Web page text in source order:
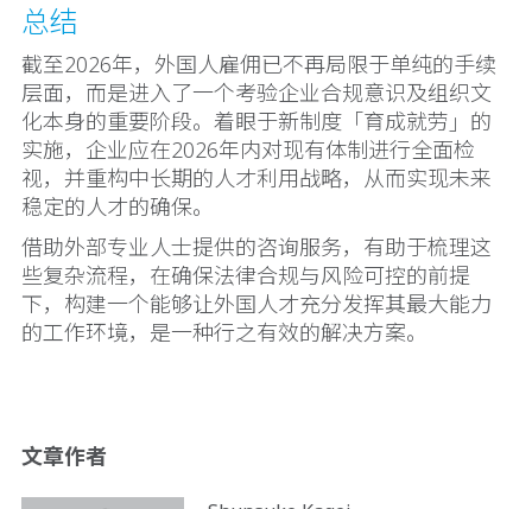
总结
截至2026年，外国人雇佣已不再局限于单纯的手续
层面，而是进入了一个考验企业合规意识及组织文
化本身的重要阶段。着眼于新制度「育成就劳」的
实施，企业应在2026年内对现有体制进行全面检
视，并重构中长期的人才利用战略，从而实现未来
稳定的人才的确保。
借助外部专业人士提供的咨询服务，有助于梳理这
些复杂流程，在确保法律合规与风险可控的前提
下，构建一个能够让外国人才充分发挥其最大能力
的工作环境，是一种行之有效的解决方案。
文章作者